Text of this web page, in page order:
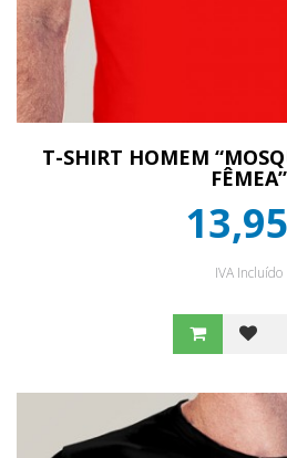
T-SHIRT HOMEM
FÊMEA”
IVA Incluído